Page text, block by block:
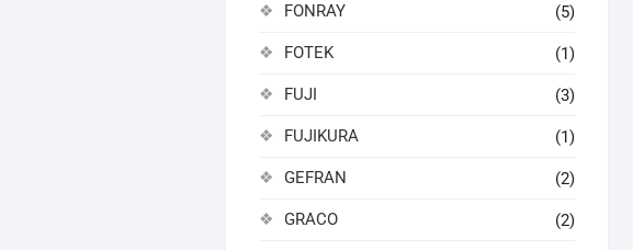
FONRAY (5)
FOTEK (1)
FUJI (3)
FUJIKURA (1)
GEFRAN (2)
GRACO (2)